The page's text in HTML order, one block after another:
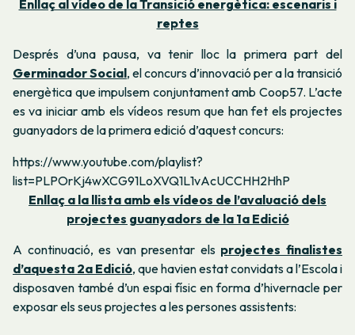
Enllaç al vídeo de la Transició energètica: escenaris i
reptes
Després d’una pausa, va tenir lloc la primera part del
Germinador Social, el concurs d’innovació per a la transició
energètica que impulsem conjuntament amb Coop57. L’acte
es va iniciar amb els vídeos resum que han fet els projectes
guanyadors de la primera edició d’aquest concurs:
https://www.youtube.com/playlist?
list=PLPOrKj4wXCG91LoXVQ1L1vAcUCCHH2HhP
Enllaç a la llista amb els vídeos de l’avaluació dels
projectes guanyadors de la 1a Edició
A continuació, es van presentar els projectes finalistes
d’aquesta 2a Edició, que havien estat convidats a l’Escola i
disposaven també d’un espai físic en forma d’hivernacle per
exposar els seus projectes a les persones assistents: